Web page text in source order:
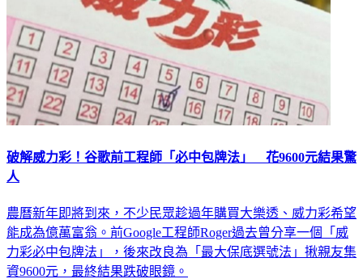
破解威力彩！谷歌前工程師「必中包牌法」 花9600元結果驚
人
農曆新年即將到來，不少民眾趁過年購買大樂透、威力彩希望
能成為億萬富翁。前Google工程師Roger過去曾分享一個「威
力彩必中包牌法」，後來改良為「最大保底選號法」揪親友集
資9600元，最終結果跌破眼鏡。